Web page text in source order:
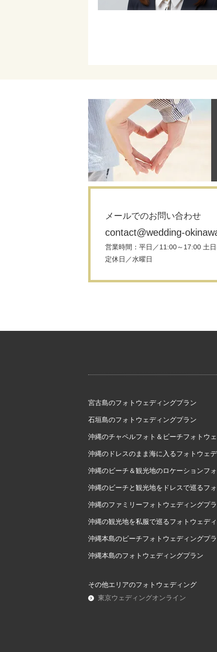
メールでのお問い合わせ
contact@wedding-
営業時間：平日／11:00～17:00 土
定休日／水曜日
宮古島のフォトウェディングプラン
石垣島のフォトウェディングプラン
沖縄のチャペルフォト＆ビーチフォトウ
沖縄のドレスのまま海に入るフォトウェ
沖縄のビーチ＆観光地のロケーションフ
沖縄のビーチと観光地をドレスで巡るフ
沖縄のファミリーフォトウェディングプ
沖縄の観光地を私服で巡るフォトウェデ
沖縄本島のビーチフォトウェディングプ
沖縄本島のフォトウェディングプラン
その他エリアのフォトウェディング
東京ウェディングオンライン